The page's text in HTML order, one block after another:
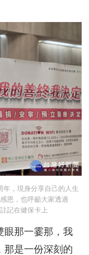
年，現身分享自己的人生
恩，也呼籲大家透過
記在健保卡上
眼那一霎那，我
那是一份深刻的